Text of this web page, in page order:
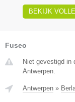
BEKIJK
Fuseo
Niet gevestigd in
Antwerpen.
Antwerpen »